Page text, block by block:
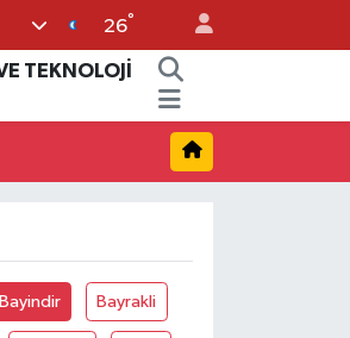
26°
TEKNOLOJİ
Bayindir Bayrakli